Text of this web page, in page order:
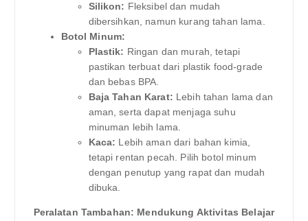
Silikon: Fleksibel dan mudah
dibersihkan, namun kurang tahan lama.
Botol Minum:
Plastik: Ringan dan murah, tetapi
pastikan terbuat dari plastik food-grade
dan bebas BPA.
Baja Tahan Karat: Lebih tahan lama dan
aman, serta dapat menjaga suhu
minuman lebih lama.
Kaca: Lebih aman dari bahan kimia,
tetapi rentan pecah. Pilih botol minum
dengan penutup yang rapat dan mudah
dibuka.
Peralatan Tambahan: Mendukung Aktivitas Belajar